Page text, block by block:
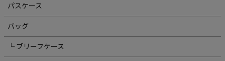
パスケース
バッグ
└ ブリーフケース